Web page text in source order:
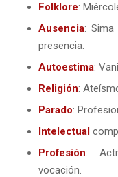
Folklore:
Ausencia:
presencia.
Autoestima:
Religión:
Parado:
Intelectual
Profesión:
vocación.